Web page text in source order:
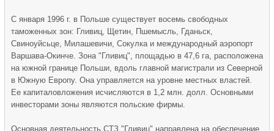
С января 1996 г. в Польше существует восемь свободных
таможенных зон: Гливиц, Щетин, Пшемысль, Гданьск,
Свиноуйсьце, Милашевичи, Сокулка и международный аэропорт
Варшава-Окинче. Зона "Гливиц", площадью в 47,6 га, расположена
на южной границе Польши, вдоль главной магистрали из Северной
в Южную Европу. Она управляется на уровне местных властей.
Ее капиталовложения исчисляются в 1,2 млн. долл. Основными
инвесторами зоны являются польские фирмы.
Основная деятельность СТЗ "Гливиц" направлена на обеспечение